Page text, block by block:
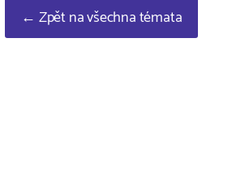
← Zpět na všechna témata